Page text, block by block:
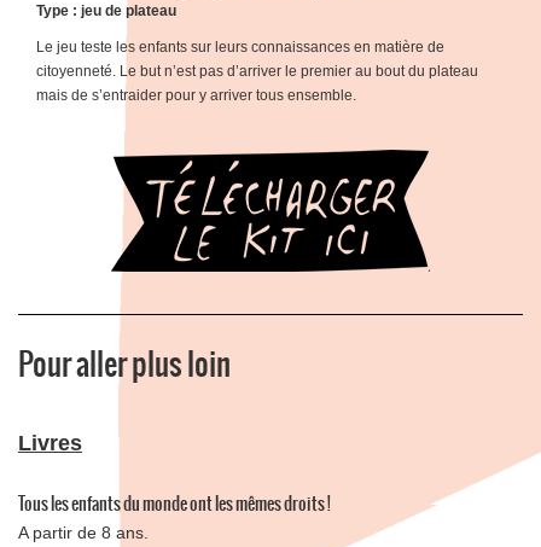
Type : jeu de plateau
Le jeu teste les enfants sur leurs connaissances en matière de
citoyenneté. Le but n’est pas d’arriver le premier au bout du plateau
mais de s’entraider pour y arriver tous ensemble.
Pour aller plus loin
Livres
Tous les enfants du monde ont les mêmes droits !
A partir de 8 ans.